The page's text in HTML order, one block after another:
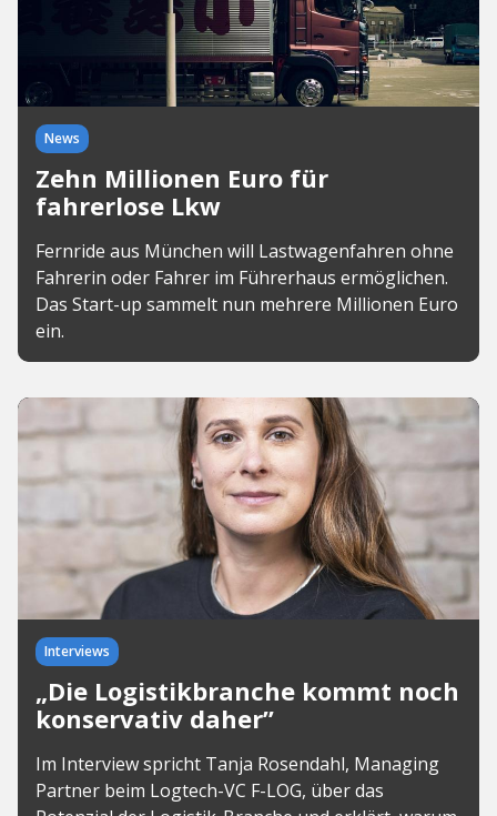
News
Zehn Millionen Euro für
fahrerlose Lkw
Fernride aus München will Lastwagenfahren ohne
Fahrerin oder Fahrer im Führerhaus ermöglichen.
Das Start-up sammelt nun mehrere Millionen Euro
ein.
Interviews
„Die Logistikbranche kommt noch
konservativ daher”
Im Interview spricht Tanja Rosendahl, Managing
Partner beim Logtech-VC F-LOG, über das